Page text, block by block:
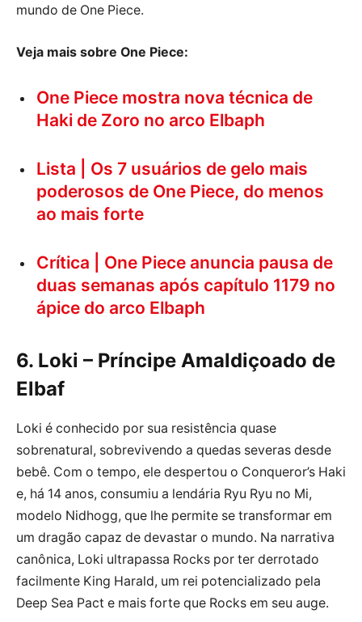
mundo de One Piece.
Veja mais sobre One Piece:
One Piece mostra nova técnica de
Haki de Zoro no arco Elbaph
Lista | Os 7 usuários de gelo mais
poderosos de One Piece, do menos
ao mais forte
Crítica | One Piece anuncia pausa de
duas semanas após capítulo 1179 no
ápice do arco Elbaph
6. Loki – Príncipe Amaldiçoado de
Elbaf
Loki é conhecido por sua resistência quase
sobrenatural, sobrevivendo a quedas severas desde
bebê. Com o tempo, ele despertou o Conqueror’s Haki
e, há 14 anos, consumiu a lendária Ryu Ryu no Mi,
modelo Nidhogg, que lhe permite se transformar em
um dragão capaz de devastar o mundo. Na narrativa
canônica, Loki ultrapassa Rocks por ter derrotado
facilmente King Harald, um rei potencializado pela
Deep Sea Pact e mais forte que Rocks em seu auge.